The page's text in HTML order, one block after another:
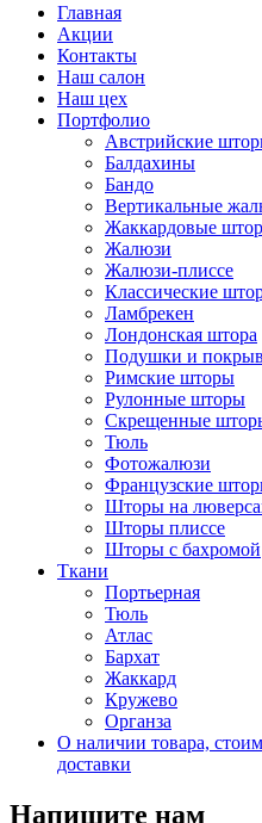
Главная
Акции
Контакты
Наш салон
Наш цех
Портфолио
Австрийские
Балдахины
Бандо
Вертикальные
Жаккардовые
Жалюзи
Жалюзи-плиссе
Классические
Ламбрекен
Лондонская штора
Подушки и
Римские шторы
Рулонные шторы
Скрещенные
Тюль
Фотожалюзи
Французские
Шторы на
Шторы плиссе
Шторы с бахромой
Ткани
Портьерная
Тюль
Атлас
Бархат
Жаккард
Кружево
Органза
О наличии товара,
доставки
Напишите нам